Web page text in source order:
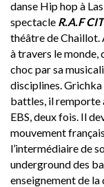
danse Hip hop à
spectacle R.A.F
théâtre de Chaillot.
à travers le monde,
choc par sa
disciplines.
battles, il remporte
EBS, deux fois. Il
mouvement
l’intermédiaire de
underground des
enseignement de